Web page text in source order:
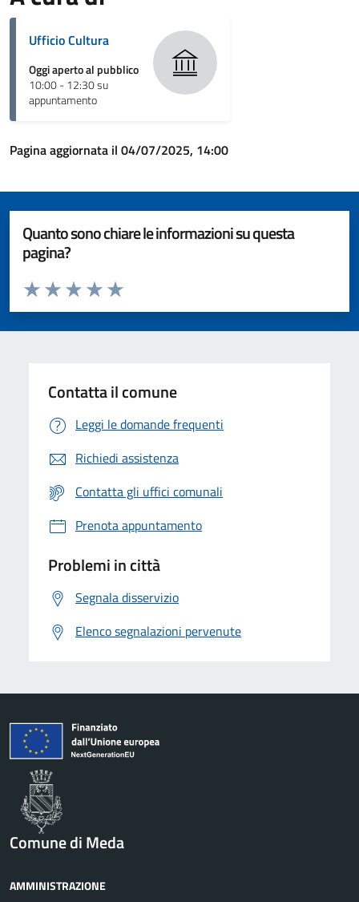
Ufficio Cultura
Oggi aperto al pubblico
10:00 - 12:30 su
appuntamento
Pagina aggiornata il 04/07/2025, 14:00
Quanto sono chiare le informazioni su questa
pagina?
Valuta da 1 a 5 stelle la pagina
Valuta 5 stelle su 5
Valuta 4 stelle su 5
Valuta 3 stelle su 5
Valuta 2 stelle su 5
Valuta 1 stelle su 5
Contatta il comune
Leggi le domande frequenti
Richiedi assistenza
Contatta gli uffici comunali
Prenota appuntamento
Problemi in città
Segnala disservizio
Elenco segnalazioni pervenute
Comune di Meda
AMMINISTRAZIONE